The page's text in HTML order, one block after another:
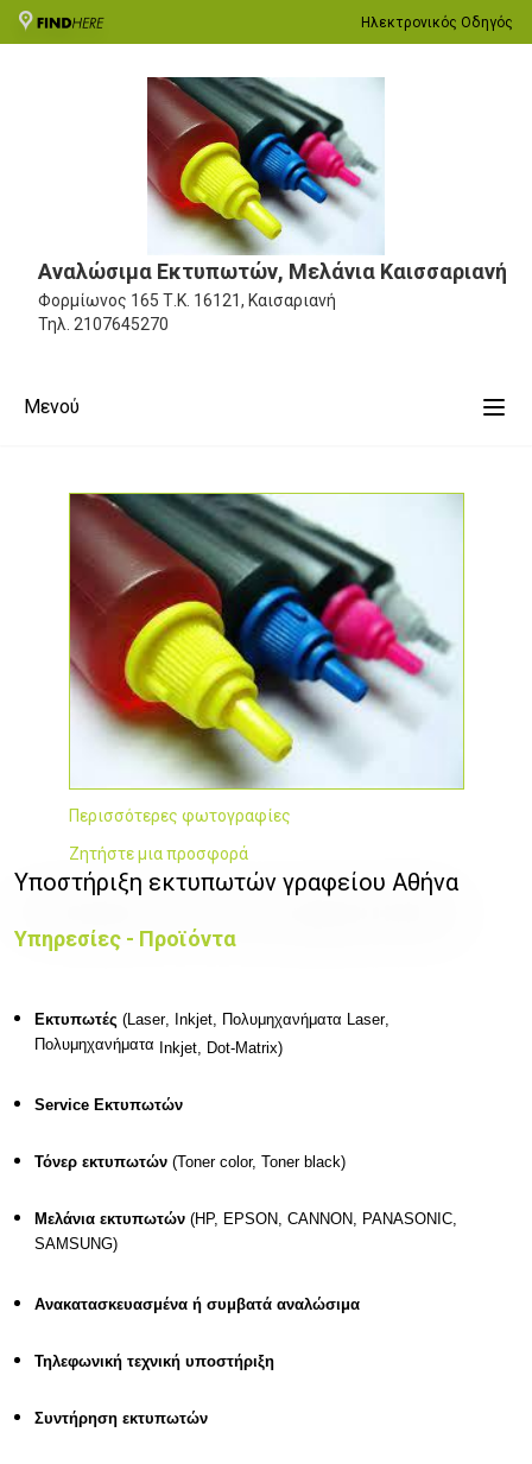
Ηλεκτρονικός Οδηγός
Αναλώσιμα Εκτυπωτών, Μελάνια Καισσαριανή
Φορμίωνος 165 Τ.Κ. 16121, Καισαριανή
Τηλ. 2107645270
Μενού
Περισσότερες φωτογραφίες
Ζητήστε μια προσφορά
Υποστήριξη εκτυπωτών γραφείου Αθήνα
Υπηρεσίες - Προϊόντα
Εκτυπωτές ( Laser, Inkjet , Πολυμηχανήματα Laser,
Πολυμηχανήματα Inkjet Dot-Matrix)
Service Εκτυπωτών
Τόνερ εκτυπωτών (Toner color, Toner black)
Μελάνια εκτυπωτών (HP, EPSON, CANNON, PANASONIC,
SAMSUNG)
Ανακατασκευασμένα ή συμβατά αναλώσιμα
Τηλεφωνική τεχνική υποστήριξη
Συντήρηση εκτυπωτών